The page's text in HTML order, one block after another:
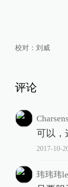
校对： 刘威
评论
可以，
2017-10-
玮玮玮